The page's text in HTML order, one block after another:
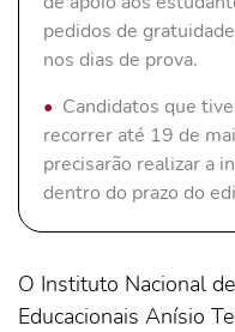
pedidos de
nos dias de prova.
Candidatos que
recorrer até 19 de
precisarão realizar a
dentro do prazo do
O Instituto Nacional
Educacionais Anísio